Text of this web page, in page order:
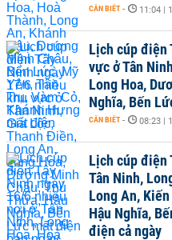
CẦN BIẾT - 11:04 |
Lịch cúp điện
vực ở Tân
Long Hoa,
Nghĩa, Bến
CẦN BIẾT - 08:23 |
Lịch cúp điện
Tân Ninh,
Long An,
Hậu Nghĩa,
điện cả ngày